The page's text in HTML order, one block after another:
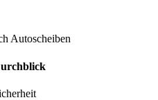
Autoscheiben